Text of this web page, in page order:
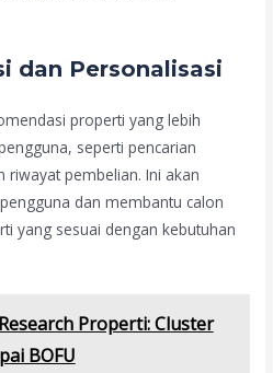
dan Personalisasi
properti yang lebih
seperti pencarian
riwayat pembelian. Ini akan
dan membantu calon
yang sesuai dengan kebutuhan
Properti: Cluster
BOFU